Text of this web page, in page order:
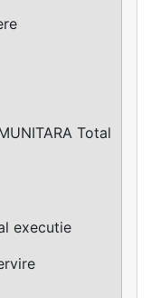
Total
executie